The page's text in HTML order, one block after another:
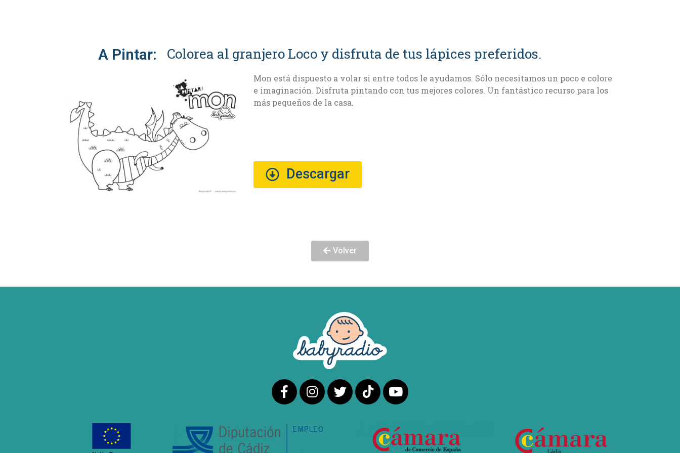
A Pintar: Colorea al granjero Loco y disfruta de tus lápices preferidos.
Mon está dispuesto a volar si entre todos le ayudamos. Sólo necesitamos un poco e colore
e imaginación. Disfruta pintando con tus mejores colores. Un fantástico recurso para los
más pequeños de la casa.
Descargar
Volver